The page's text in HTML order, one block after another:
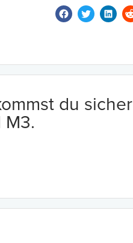
du sicher